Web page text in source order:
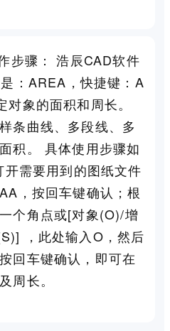
步骤： 浩辰CAD软件
：AREA，快捷键：A
象的面积和周长。
条曲线、多段线、多
积。 具体使用步骤如
需要用到的图纸文件
，按回车键确认；根
个角点或[对象(O)/增
，此处输入O，然后
回车键确认，即可在
周长。